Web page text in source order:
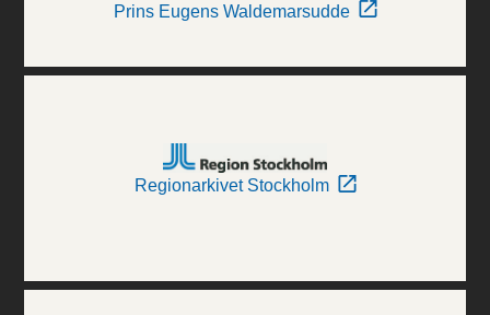
Prins Eugens Waldemarsudde
Regionarkivet Stockholm